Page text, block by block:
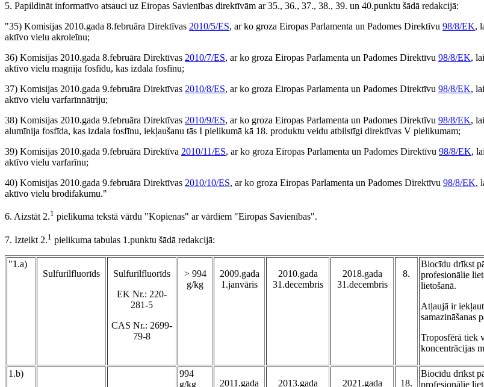
5. Papildināt informatīvo atsauci uz Eiropas Savienības direktīvām ar 35., 36., 37., 38., 39. un 40.punktu šādā redakcijā:
"35) Komisijas 2010.gada 8.februāra Direktīvas 2010/5/ES, ar ko groza Eiropas Parlamenta un Padomes Direktīvu 98/8/EK,
aktīvo vielu akroleīnu;
36) Komisijas 2010.gada 8.februāra Direktīvas 2010/7/ES, ar ko groza Eiropas Parlamenta un Padomes Direktīvu 98/8/EK,
aktīvo vielu magnija fosfīdu, kas izdala fosfīnu;
37) Komisijas 2010.gada 9.februāra Direktīvas 2010/8/ES, ar ko groza Eiropas Parlamenta un Padomes Direktīvu 98/8/EK,
aktīvo vielu varfarīnnātriju;
38) Komisijas 2010.gada 9.februāra Direktīvas 2010/9/ES, ar ko groza Eiropas Parlamenta un Padomes Direktīvu 98/8/EK,
alumīnija fosfīda, kas izdala fosfīnu, iekļaušanu tās I pielikumā kā 18. produktu veidu atbilstīgi direktīvas V pielikumam;
39) Komisijas 2010.gada 9.februāra Direktīva 2010/11/ES, ar ko groza Eiropas Parlamenta un Padomes Direktīvu 98/8/EK,
aktīvo vielu varfarīnu;
40) Komisijas 2010.gada 9.februāra Direktīvas 2010/10/ES, ar ko groza Eiropas Parlamenta un Padomes Direktīvu 98/8/EK,
aktīvo vielu brodifakumu."
6. Aizstāt 2.1 pielikuma tekstā vārdu "Kopienas" ar vārdiem "Eiropas Savienības".
7. Izteikt 2.1 pielikuma tabulas 1.punktu šādā redakcijā:
"1.a)
Sulfurilfluorīds
Sulfurilfluorīds
EK Nr.: 220-
281-5
CAS Nr.: 2699-
79-8
> 994
g/kg
2009.gada
1.janvāris
2010.gada
31.decembris
2018.gada
31.decembris
8.
Biocīdu drīkst
profesionālie
lietošanā.
Atļaujā ir
samazināšanas
Troposfērā tiek
koncentrācijas
1.b)
994
g/kg
2011.gada
2013.gada
2021.gada
18.
Biocīdu drīkst
profesionālie